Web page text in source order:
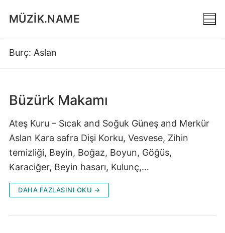
atlaMÜZIK.NAME
Burç: Aslan
Büzürk Makamı
Ateş Kuru – Sıcak and Soğuk Güneş and Merkür
Aslan Kara safra Dişi Korku, Vesvese, Zihin
temizliği, Beyin, Boğaz, Boyun, Göğüs,
Karaciğer, Beyin hasarı, Kulunç,…
DAHA FAZLASINI OKU →